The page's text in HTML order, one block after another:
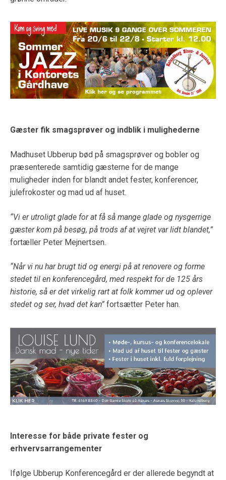
Gæster fik smagsprøver og indblik i mulighederne
Madhuset Ubberup bød på smagsprøver og bobler og
præsenterede samtidig gæsterne for de mange
muligheder inden for blandt andet fester, konferencer,
julefrokoster og mad ud af huset.
“Vi er utroligt glade for at få så mange glade og nysgerrige
gæster kom på besøg, på trods af at vejret var lidt blandet,”
fortæller Peter Mejnertsen.
“Når vi nu har brugt tid og energi på at renovere og forme
stedet til en konferencegård, med respekt for de 125 års
historie, så er det virkelig rart at folk kommer ud og oplever
stedet og ser, hvad det kan” fortsætter Peter han.
Interesse for både private fester og
erhvervsarrangementer
Ifølge Ubberup Konferencegård er der allerede begyndt at